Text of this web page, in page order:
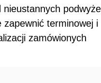
nieustannych
zapewnić terminowej i
zamówionych